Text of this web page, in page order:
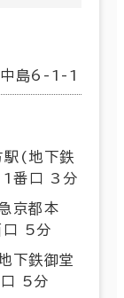
中島6-1-1
駅(地下鉄
番口 3分
京都本
口 5分
下鉄御堂
5分